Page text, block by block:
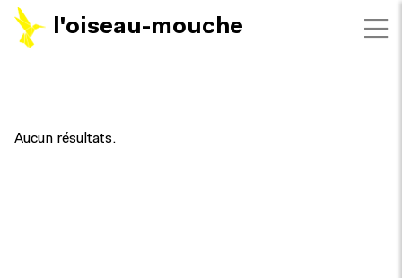
l'oiseau-mouche
FILTRES
Aucun résultats.